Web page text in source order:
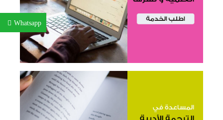
Whatsapp